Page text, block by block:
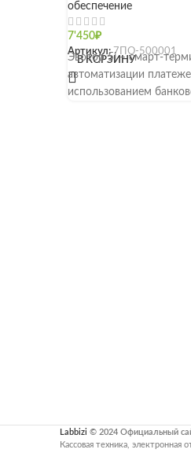
обеспечение
7'450₽
В КОРЗИНУ
Артикул:7ПО-500001
Эвотор 5i – смарт-
автоматизации
использованием
Labbizi © 2024 Официальный
Кассовая техника,